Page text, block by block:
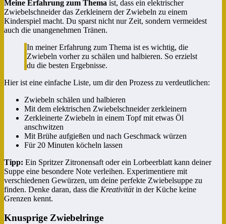
Meine Erfahrung zum Thema ist, dass ein elektrischer
Zwiebelschneider das Zerkleinern der Zwiebeln zu einem
Kinderspiel macht. Du sparst nicht nur Zeit, sondern vermeidest
auch die unangenehmen Tränen.
In meiner Erfahrung zum Thema ist es wichtig, die
Zwiebeln vorher zu schälen und halbieren. So erzielst
du die besten Ergebnisse.
Hier ist eine einfache Liste, um dir den Prozess zu verdeutlichen:
Zwiebeln schälen und halbieren
Mit dem elektrischen Zwiebelschneider zerkleinern
Zerkleinerte Zwiebeln in einem Topf mit etwas Öl
anschwitzen
Mit Brühe aufgießen und nach Geschmack würzen
Für 20 Minuten köcheln lassen
Tipp: Ein Spritzer Zitronensaft oder ein Lorbeerblatt kann deiner
Suppe eine besondere Note verleihen. Experimentiere mit
verschiedenen Gewürzen, um deine perfekte Zwiebelsuppe zu
finden. Denke daran, dass die Kreativitätin der Küche keine
Grenzen kennt.
Knusprige Zwiebelringe